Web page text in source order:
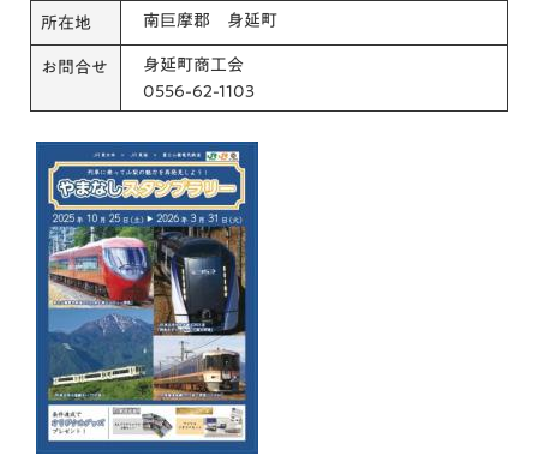
所在地 南巨摩郡 身延町
お問合せ
身延町商工会
0556-62-1103